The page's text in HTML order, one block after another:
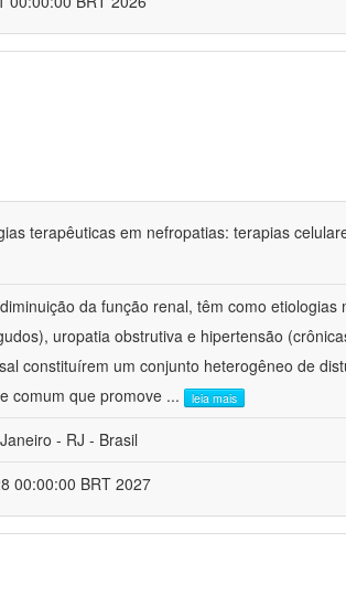
terapêuticas em nefropatias: terapias
da função renal, têm como etiologias
uropatia obstrutiva e hipertensão
constituírem um conjunto heterogêneo de
comum que promove ... leia mais
- RJ - Brasil
00:00:00 BRT 2027